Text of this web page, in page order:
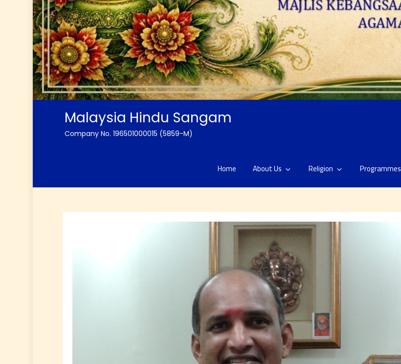
Malaysia Hindu Sangam
Company No. 196501000015 (5859-M)
Home About Us Religion Programmes